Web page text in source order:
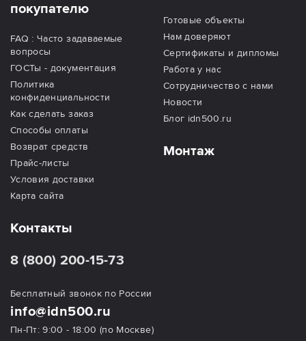
покупателю
FAQ : Часто задаваемые
вопросы
ГОСТы - документация
Политика
конфиденциальности
Как сделать заказ
Способы оплаты
Возврат средств
Прайс-листы
Условия доставки
Карта сайта
Готовые объекты
Нам доверяют
Сертификаты и дипломы
Работа у нас
Сотрудничество с нами
Новости
Блог idn500.ru
Монтаж
Контакты
8 (800) 200-15-73
Бесплатный звонок по России
info@idn500.ru
Пн-Пт: 9:00 - 18:00 (по Москве)